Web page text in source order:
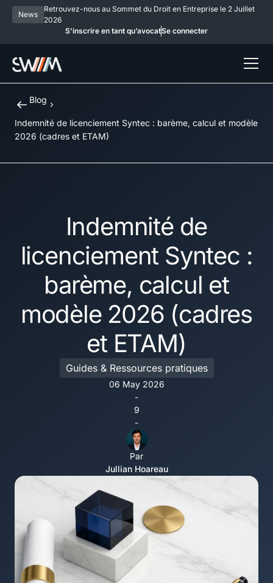
News
Retrouvez-nous au Sommet du Droit en Entreprise le 2 Juillet
2026
S’inscrire en tant qu’avocatSe connecter
Blog
Indemnité de licenciement Syntec : barème, calcul et modèle
2026 (cadres et ETAM)
Indemnité de
licenciement Syntec :
barème, calcul et
modèle 2026 (cadres
et ETAM)
Guides & Ressources pratiques
06 May 2026
-
9
-
Par
Jullian Hoareau